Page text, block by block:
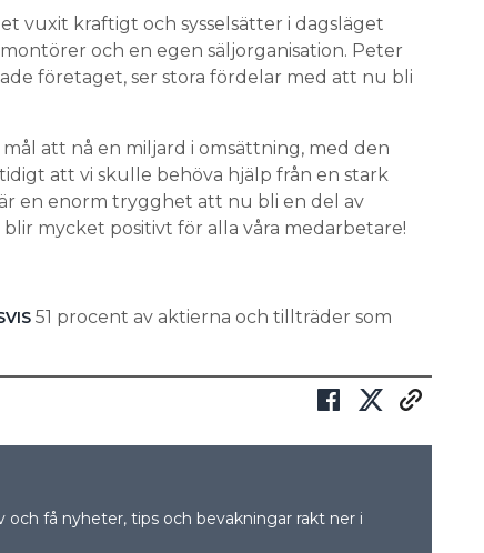
vuxit kraftigt och sysselsätter i dagsläget
och en egen säljorganisation. Peter
företaget, ser stora fördelar med att nu bli
att nå en miljard i omsättning, med den
att vi skulle behöva hjälp från en stark
en enorm trygghet att nu bli en del av
mycket positivt för alla våra medarbetare!
51 procent av aktierna och tillträder som
och få nyheter, tips och bevakningar rakt ner i